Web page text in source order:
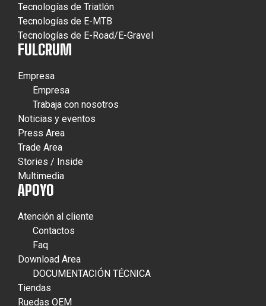
Tecnologías de Triatlón
Tecnologías de E-MTB
Tecnologías de E-Road/E-Gravel
FULCRUM
Empresa
Empresa
Trabaja con nosotros
Noticias y eventos
Press Area
Trade Area
Stories / Inside
Multimedia
APOYO
Atención al cliente
Contactos
Faq
Download Area
DOCUMENTACIÓN TÉCNICA
Tiendas
Ruedas OEM